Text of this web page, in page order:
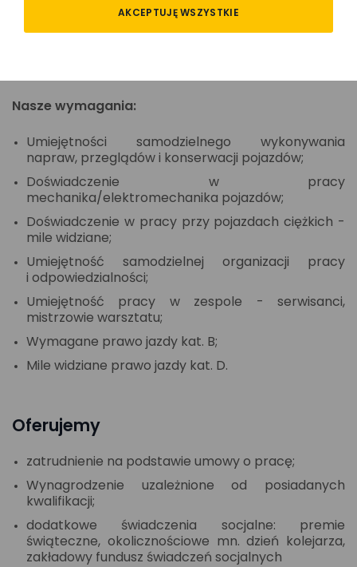
Wykonywanie przeglądów okresowych autobusów
komunikacji podmiejskiej / regionalnej floty własnej;
Nasze wymagania:
Umiejętności samodzielnego wykonywania
napraw, przeglądów i konserwacji pojazdów;
Doświadczenie w pracy
mechanika/elektromechanika pojazdów;
Doświadczenie w pracy przy pojazdach ciężkich -
mile widziane;
Umiejętność samodzielnej organizacji pracy
i odpowiedzialności;
Umiejętność pracy w zespole - serwisanci,
mistrzowie warsztatu;
Wymagane prawo jazdy kat. B;
Mile widziane prawo jazdy kat. D.
Oferujemy
zatrudnienie na podstawie umowy o pracę;
Wynagrodzenie uzależnione od posiadanych
kwalifikacji;
dodatkowe świadczenia socjalne: premie
świąteczne, okolicznościowe mn. dzień kolejarza,
zakładowy fundusz świadczeń socjalnych
AKCEPTUJĘ WSZYSTKIE